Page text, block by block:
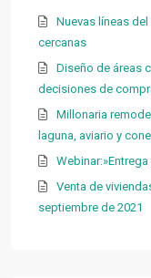
Nuevas líneas
cercanas
Diseño de áreas
decisiones de
Millonaria
laguna, aviario y
Venta de
septiembre de 2021